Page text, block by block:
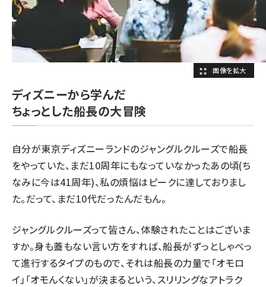
ディズニーから学んだ
ちょっとした船長の大冒険
自分が東京ディズニーランドのジャングルクルーズで船長
をやっていた、まだ10周年にもなっていなかったあの頃(ち
なみに今は41周年)、私の煩悩はピークに達しておりまし
た。だって、まだ10代だったんだもん。
ジャングルクルーズって皆さん、体験されたことはございま
すか。身も蓋もない言い方をすれば、船長がずっとしゃべっ
て進行するタイプのもので、それは船長の力量で「オモロ
イ」「オモんくない」が決まるという、スリリングなアトラク